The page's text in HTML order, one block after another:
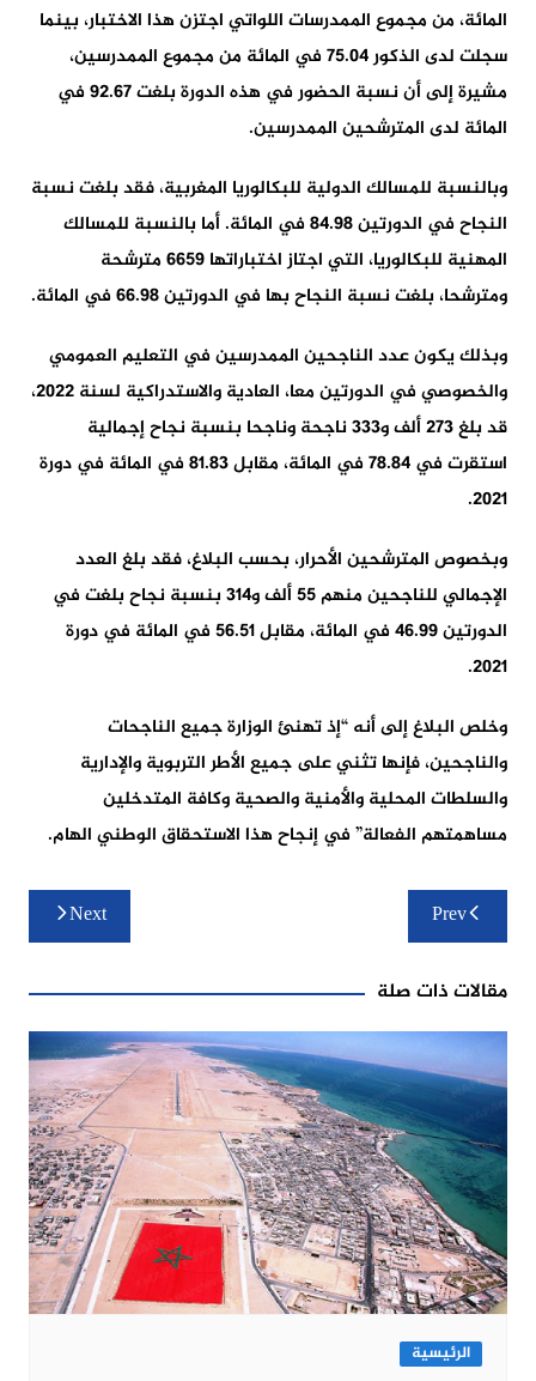
المائة، من مجموع الممدرسات اللواتي اجتزن هذا الاختبار، بينما
سجلت لدى الذكور 75.04 في المائة من مجموع الممدرسين،
مشيرة إلى أن نسبة الحضور في هذه الدورة بلغت 92.67 في
المائة لدى المترشحين الممدرسين.
وبالنسبة للمسالك الدولية للبكالوريا المغربية، فقد بلغت نسبة
النجاح في الدورتين 84.98 في المائة. أما بالنسبة للمسالك
المهنية للبكالوريا، التي اجتاز اختباراتها 6659 مترشحة
ومترشحا، بلغت نسبة النجاح بها في الدورتين 66.98 في المائة.
وبذلك يكون عدد الناجحين الممدرسين في التعليم العمومي
والخصوصي في الدورتين معا، العادية والاستدراكية لسنة 2022،
قد بلغ 273 ألف و333 ناجحة وناجحا بنسبة نجاح إجمالية
استقرت في 78.84 في المائة، مقابل 81.83 في المائة في دورة
2021.
وبخصوص المترشحين الأحرار، بحسب البلاغ، فقد بلغ العدد
الإجمالي للناجحين منهم 55 ألف و314 بنسبة نجاح بلغت في
الدورتين 46.99 في المائة، مقابل 56.51 في المائة في دورة
2021.
وخلص البلاغ إلى أنه “إذ تهنئ الوزارة جميع الناجحات
والناجحين، فإنها تثني على جميع الأطر التربوية والإدارية
والسلطات المحلية والأمنية والصحية وكافة المتدخلين
مساهمتهم الفعالة” في إنجاح هذا الاستحقاق الوطني الهام.
تصفّح
المقالات
Prev
Next
مقالات ذات صلة
الرئيسية